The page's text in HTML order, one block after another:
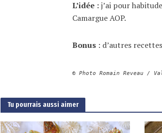
L’idée :j’ai pour
Camargue AOP.
Bonus : d’autres
© Photo Romain Reveau /
Tu pourrais aussi aimer